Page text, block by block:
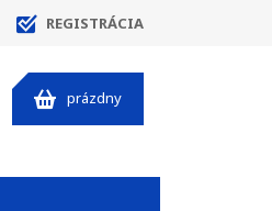
REGISTRÁCIA
prázdny